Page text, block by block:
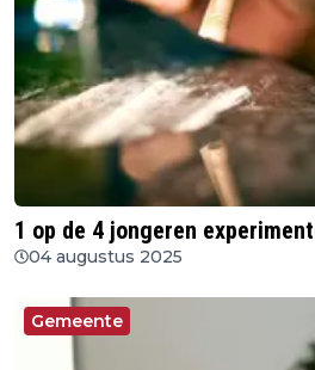
1 op de 4 jongeren
04 augustus 2025
Gemeente